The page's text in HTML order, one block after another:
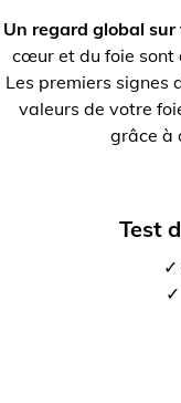
Un regard global
cœur et du foie sont
Les premiers signes
valeurs de votre
grâce à
Test
✓